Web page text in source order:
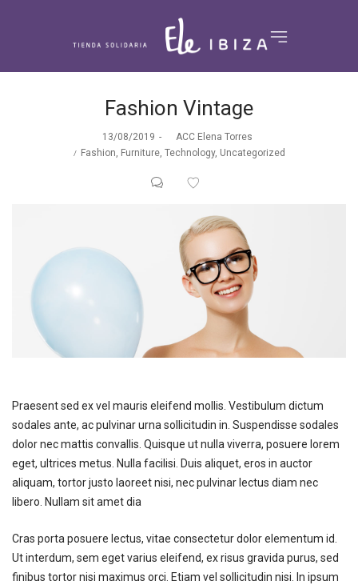
Fashion Vintage
Posted
on
13/08/2019 byACC Elena Torres
Posted
Fashion Furniture Technology Uncategorized
Praesent sed ex vel mauris eleifend mollis. Vestibulum dictum
sodales ante, ac pulvinar urna sollicitudin in. Suspendisse sodales
dolor nec mattis convallis. Quisque ut nulla viverra, posuere lorem
eget, ultrices metus. Nulla facilisi. Duis aliquet, eros in auctor
aliquam, tortor justo laoreet nisi, nec pulvinar lectus diam nec
libero. Nullam sit amet dia
Cras porta posuere lectus, vitae consectetur dolor elementum id.
Ut interdum, sem eget varius eleifend, ex risus gravida purus, sed
finibus tortor nisi maximus orci. Etiam vel sollicitudin nisi. In ipsum